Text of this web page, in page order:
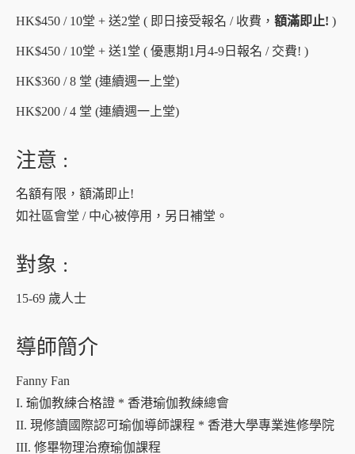
HK$450 / 10堂 + 送2堂 ( 即日接受報名 / 收費， 額滿即止! )
HK$450 / 10堂 + 送1堂 ( 優惠期1月4-9日報名 / 交費! )
HK$360 / 8 堂 (連續週一上堂)
HK$200 / 4 堂 (連續週一上堂)
注意 :
名額有限，額滿即止!
如社區會堂 / 中心被停用，另日補堂。
對象 :
15-69 歲人士
導師簡介
Fanny Fan
I. 瑜伽教練合格證 * 香港瑜伽教練總會
II. 現修讀國際認可瑜伽導師課程 * 香港大學專業進修學院
III. 修畢物理治療瑜伽課程